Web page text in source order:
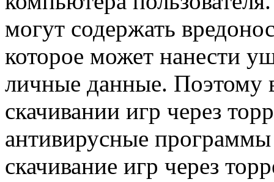
могут содержать
которое может нанести
личные данные.
скачивании игр через
антивирусные
скачивание игр через